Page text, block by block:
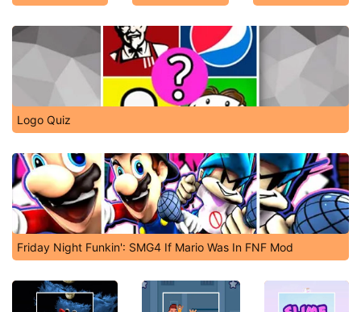
Logo Quiz
Friday Night Funkin': SMG4 If Mario Was In FNF Mod